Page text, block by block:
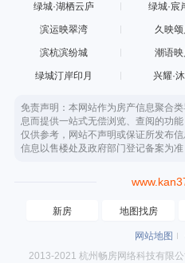
绿城·湖栖云庐 绿城·宸
滨运映翠湾 久映
滨杭滨纷城 潮语
绿城汀岸印月 兴耀·
免责声明：本网站作为房产信息聚合
息而提供一站式无偿浏览、查阅的功
仅供参考，网站不声明或保证所发布
信息以售楼处及政府部门登记备案为准
新房 地图找房
网站地图
2013-2021 杭州畅房网络科技有限